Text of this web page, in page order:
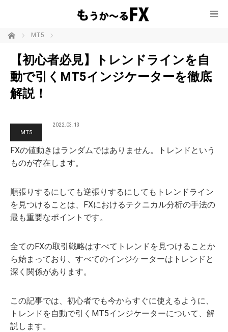
ホーム MT5
【初心者必見】トレンドラインを自
動で引くMT5インジケーターを徹底
解説！
MT5
2022.03.13
FXの値動きはランダムではありません。トレンドという
ものが存在します。
順張りするにしても逆張りするにしてもトレンドライン
を見つけることは、FXにおけるテクニカル分析の手法の
最も重要なポイントです。
全てのFXの取引戦略はすべてトレンドを見つけることか
ら始まっており、すべてのインジケーターはトレンドと
深く関係があります。
この記事では、初心者でも今からすぐに使えるように、
トレンドを自動で引くMT5インジケーターについて、解
説します。